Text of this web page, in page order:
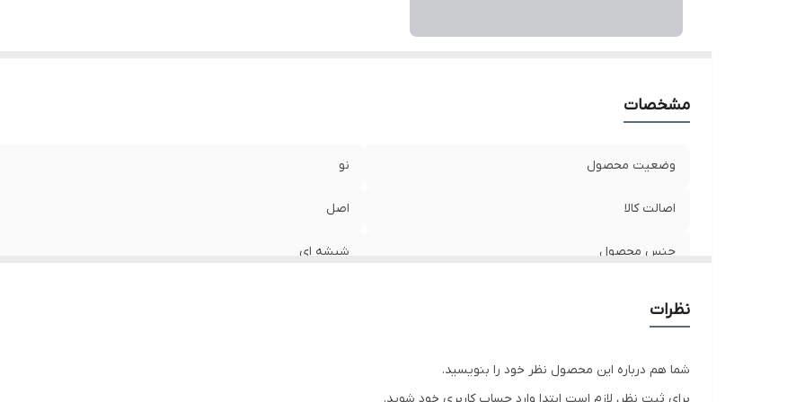
مشخصات
وضعیت محصول نو
اصالت کالا اصل
جنس محصول شیشه ای
نظرات
شما هم درباره این محصول نظر خود را بنویسید.
برای ثبت نظر، لازم است ابتدا وارد حساب کاربری خود شوید.